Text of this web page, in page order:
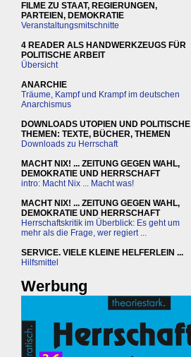
FILME ZU STAAT, REGIERUNGEN,
PARTEIEN, DEMOKRATIE
Veranstaltungsmitschnitte
4 READER ALS HANDWERKZEUGS FÜR
POLITISCHE ARBEIT
Übersicht
ANARCHIE
Träume, Kampf und Krampf im deutschen
Anarchismus
DOWNLOADS UTOPIEN UND POLITISCHE
THEMEN: TEXTE, BÜCHER, THEMEN
Downloads zu Herrschaft
MACHT NIX! ... ZEITUNG GEGEN WAHL,
DEMOKRATIE UND HERRSCHAFT
intro: Macht Nix ... Macht was!
MACHT NIX! ... ZEITUNG GEGEN WAHL,
DEMOKRATIE UND HERRSCHAFT
Herrschaftskritik im Überblick: Es geht um
mehr als die Frage, wer regiert ...
SERVICE. VIELE KLEINE HELFERLEIN ...
Hilfsmittel
Werbung